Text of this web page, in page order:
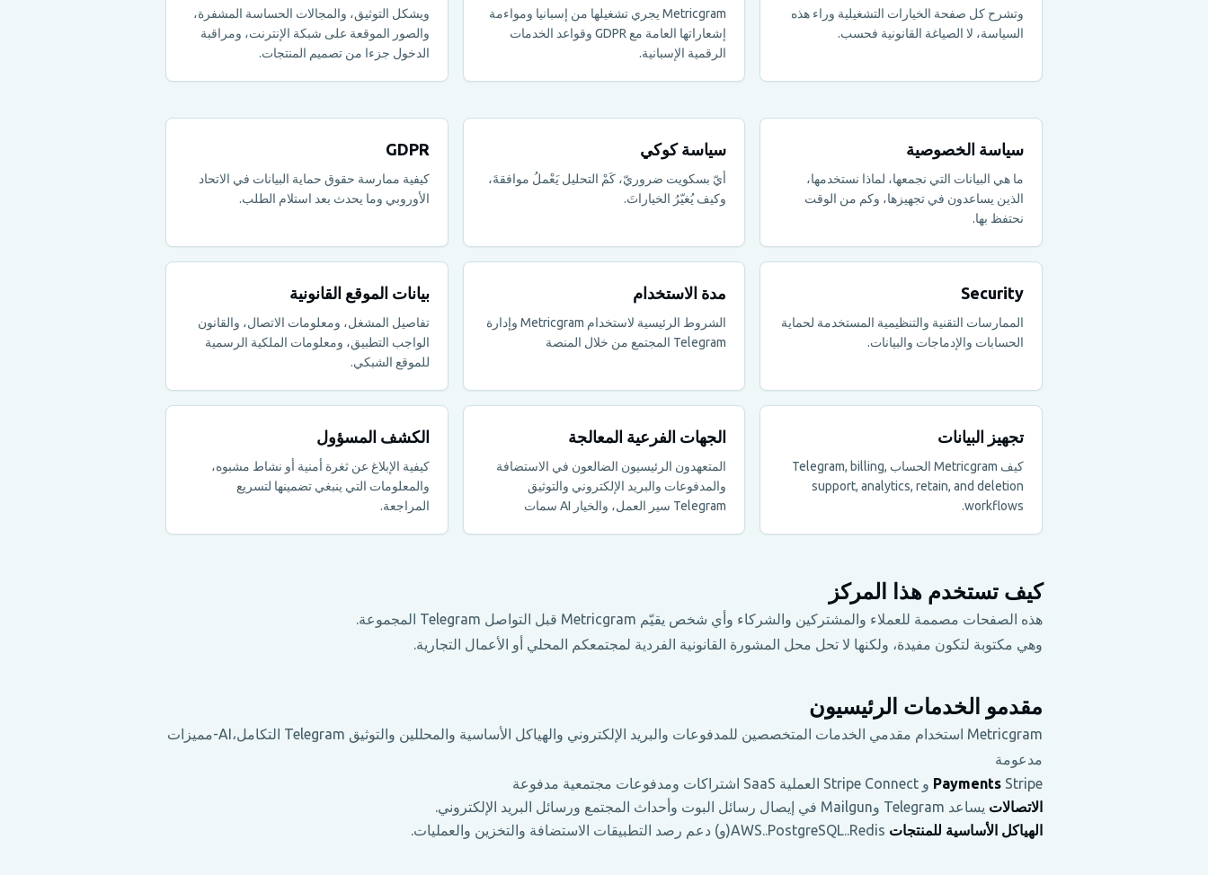
وتشرح كل صفحة الخيارات التشغيلية وراء هذه
السياسة، لا الصياغة القانونية فحسب.
Metricgram يجري تشغيلها من إسبانيا ومواءمة
إشعاراتها العامة مع GDPR وقواعد الخدمات
الرقمية الإسبانية.
ويشكل التوثيق، والمجالات الحساسة المشفرة،
والصور الموقعة على شبكة الإنترنت، ومراقبة
الدخول جزءا من تصميم المنتجات.
سياسة الخصوصية
ما هي البيانات التي نجمعها، لماذا نستخدمها،
الذين يساعدون في تجهيزها، وكم من الوقت
نحتفظ بها.
سياسة كوكي
أيّ بسكويت ضروريّ، كَمْ التحليل يَعْملُ موافقةَ،
وكيف يُغيّرُ الخياراتَ.
GDPR
كيفية ممارسة حقوق حماية البيانات في الاتحاد
الأوروبي وما يحدث بعد استلام الطلب.
Security
الممارسات التقنية والتنظيمية المستخدمة لحماية
الحسابات والإدماجات والبيانات.
مدة الاستخدام
الشروط الرئيسية لاستخدام Metricgram وإدارة
Telegram المجتمع من خلال المنصة
بيانات الموقع القانونية
تفاصيل المشغل، ومعلومات الاتصال، والقانون
الواجب التطبيق، ومعلومات الملكية الرسمية
للموقع الشبكي.
تجهيز البيانات
كيف Metricgram الحساب Telegram, billing,
support, analytics, retain, and deletion
workflows.
الجهات الفرعية المعالجة
المتعهدون الرئيسيون الضالعون في الاستضافة
والمدفوعات والبريد الإلكتروني والتوثيق
Telegram سير العمل، والخيار AI سمات
الكشف المسؤول
كيفية الإبلاغ عن ثغرة أمنية أو نشاط مشبوه،
والمعلومات التي ينبغي تضمينها لتسريع
المراجعة.
كيف تستخدم هذا المركز
هذه الصفحات مصممة للعملاء والمشتركين والشركاء وأي شخص يقيّم Metricgram قبل التواصل Telegram المجموعة.
وهي مكتوبة لتكون مفيدة، ولكنها لا تحل محل المشورة القانونية الفردية لمجتمعكم المحلي أو الأعمال التجارية.
مقدمو الخدمات الرئيسيون
Metricgram استخدام مقدمي الخدمات المتخصصين للمدفوعات والبريد الإلكتروني والهياكل الأساسية والمحللين والتوثيق Telegram التكامل،AI-مميزات
مدعومة
Payments Stripe و Stripe Connect العملية SaaS اشتراكات ومدفوعات مجتمعية مدفوعة
الاتصالات يساعد Telegram وMailgun في إيصال رسائل البوت وأحداث المجتمع ورسائل البريد الإلكتروني.
الهياكل الأساسية للمنتجات